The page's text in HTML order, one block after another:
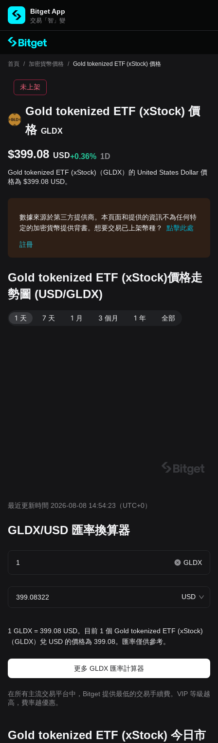
Bitget App
交易「智」變
首頁 / 加密貨幣價格 / Gold tokenized ETF (xStock) 價格
Gold tokenized ETF (xStock) 價
格 GLDX
未上架
$399.08 USD+0.36% 1D
Gold tokenized ETF (xStock)（GLDX）的 United States Dollar 價
格為 $399.08 USD。
數據來源於第三方提供商。本頁面和提供的資訊不為任何特
定的加密貨幣提供背書。想要交易已上架幣種？
點擊此處
註冊
Gold tokenized ETF (xStock)價格走
勢圖 (USD/GLDX)
1 天 7 天 1 月 3 個月 1 年 全部
最近更新時間 2026-08-08 14:54:23 （UTC+0）
GLDX/USD 匯率換算器
GLDX
USD
1 GLDX = 399.08 USD。目前 1 個 Gold tokenized ETF (xStock)
（GLDX）兌 USD 的價格為 399.08。匯率僅供參考。
更多 GLDX 匯率計算器
在所有主流交易平台中，Bitget 提供最低的交易手續費。VIP 等級越
高，費率越優惠。
Gold tokenized ETF (xStock) 今日市